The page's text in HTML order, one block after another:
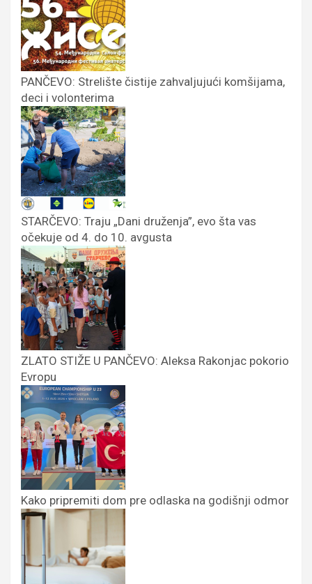
PANČEVO: Strelište čistije zahvaljujući komšijama,
deci i volonterima
STARČEVO: Traju „Dani druženja”, evo šta vas
očekuje od 4. do 10. avgusta
ZLATO STIŽE U PANČEVO: Aleksa Rakonjac pokorio
Evropu
Kako pripremiti dom pre odlaska na godišnji odmor